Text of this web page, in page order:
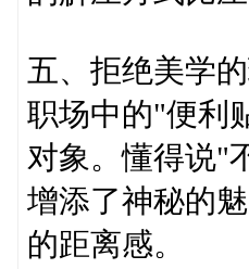
五、拒绝美学
职场中的"便利
对象。懂得说"
增添了神秘的
的距离感。